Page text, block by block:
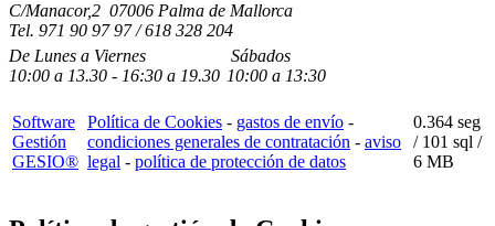
C/Manacor,2 07006 Palma de Mallorca
Tel. 971 90 97 97 / 618 328 204
De Lunes a Viernes
10:00 a 13.30 - 16:30 a 19.30
Sábados
10:00 a 13:30
Software
Gestión
GESIO®
Política de Cookies - gastos de envío -
condiciones generales de contratación - aviso
legal - política de protección de datos
0.364 seg
/ 101 sql /
6 MB